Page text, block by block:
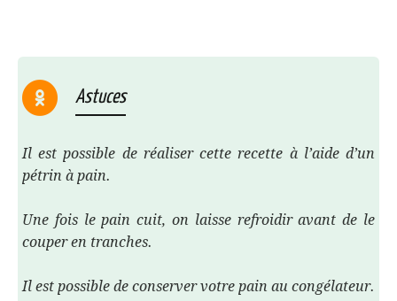
Astuces
Il est possible de réaliser cette recette à l’aide d’un
pétrin à pain.
Une fois le pain cuit, on laisse refroidir avant de le
couper en tranches.
Il est possible de conserver votre pain au congélateur.